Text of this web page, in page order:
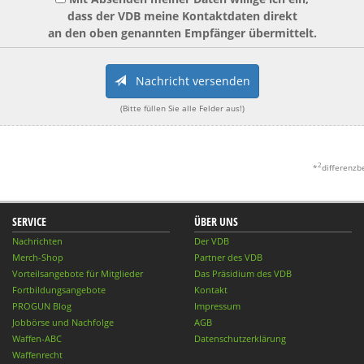
dass der VDB meine Kontaktdaten direkt
an den oben genannten Empfänger übermittelt.
Nachricht versenden
(Bitte füllen Sie alle Felder aus!)
*2
SERVICE
Nachrichten
Merch-Shop
Vorteilsangebote für Mitglieder
Fortbildungsangebote
PROGUN Blog
Jobbörse und Nachfolge
Waffen-ABC
Waffenrecht
ÜBER UNS
Der VDB
Partner des VDB
Das Präsidium des VDB
Kontakt
Impressum
AGB
Datenschutzerklärung